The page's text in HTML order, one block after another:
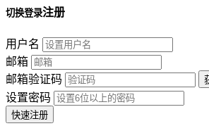
切换登录注册
用户名
邮箱
邮箱验证码
设置密码